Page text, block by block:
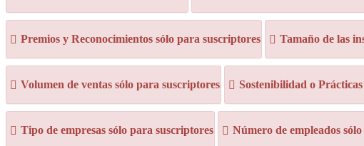
Premios y Reconocimientos sólo para suscriptores Tamaño de las
Volumen de ventas sólo para suscriptores Sostenibilidad o
Tipo de empresas sólo para suscriptores Número de empleados